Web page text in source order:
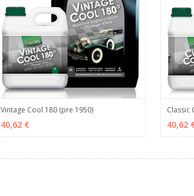
VER OPCIONES
Vintage Cool 180 (pre 1950)
40,62 € VER
Classic
40,62